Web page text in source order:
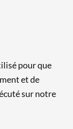
pour que
et de
sur notre